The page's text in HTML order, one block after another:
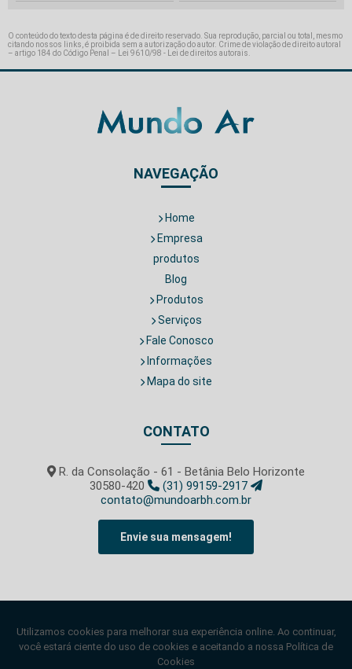
O conteúdo do texto desta página é de direito reservado. Sua reprodução, parcial ou total, mesmo
citando nossos links, é proibida sem a autorização do autor. Crime de violação de direito autoral
– artigo 184 do Código Penal –
Lei 9610/98 - Lei de direitos autorais
NAVEGAÇÃO
Home
Empresa
produtos
Blog
Produtos
Serviços
Fale Conosco
Informações
Mapa do site
CONTATO
R. da Consolação - 61 - Betânia Belo Horizonte
30580-420
(31) 99159-2917
contato@mundoarbh.com.br
Envie sua mensagem!